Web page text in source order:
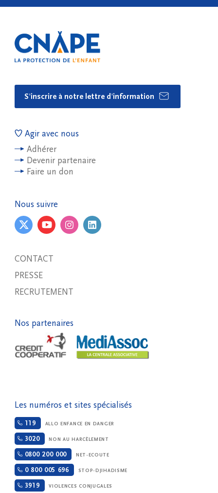
S'inscrire à notre lettre d'information
Agir avec nous
Adhérer
Devenir partenaire
Faire un don
Nous suivre
CONTACT
PRESSE
RECRUTEMENT
Nos partenaires
Les numéros et sites spécialisés
119 ALLO ENFANCE EN DANGER
3020 NON AU HARCÈLEMENT
0800 200 000 NET-ECOUTE
0 800 005 696 STOP-DJIHADISME
3919 VIOLENCES CONJUGALES